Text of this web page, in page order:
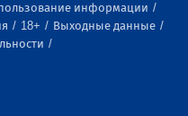
информации
18+
Выходные данные